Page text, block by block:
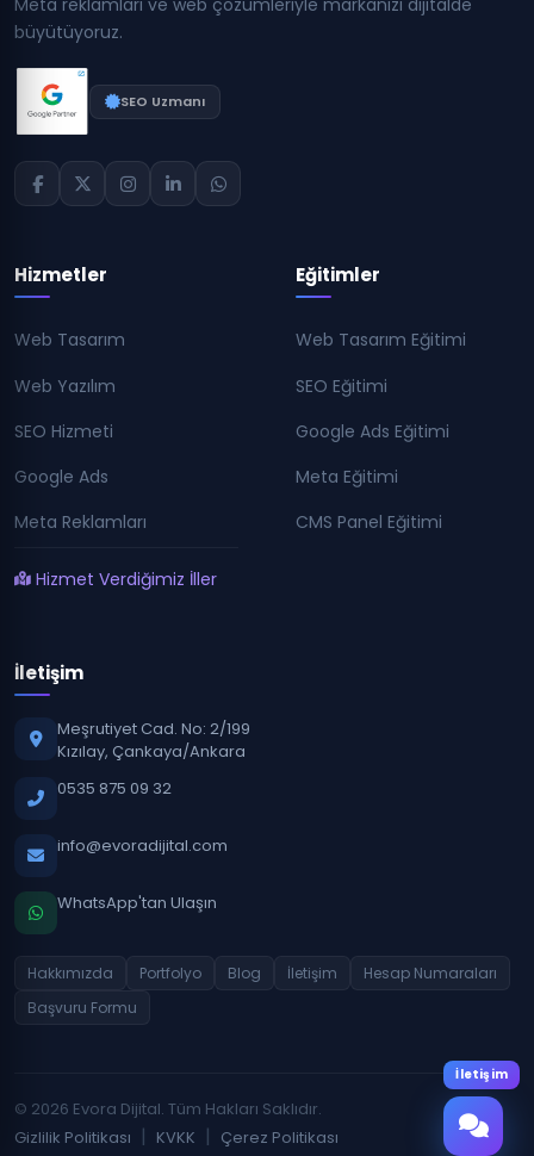
Meta reklamları ve web çözümleriyle markanızı dijitalde
büyütüyoruz.
SEO Uzmanı
Hizmetler
Web Tasarım
Web Yazılım
SEO Hizmeti
Google Ads
Meta Reklamları
Hizmet Verdiğimiz İller
Eğitimler
Web Tasarım Eğitimi
SEO Eğitimi
Google Ads Eğitimi
Meta Eğitimi
CMS Panel Eğitimi
İletişim
Meşrutiyet Cad. No: 2/199
Kızılay, Çankaya/Ankara
0535 875 09 32
info@evoradijital.com
WhatsApp'tan Ulaşın
Hakkımızda Portfolyo Blog İletişim
Hesap Numaraları
Başvuru Formu
© 2026 Evora Dijital. Tüm Hakları Saklıdır.
Gizlilik Politikası | KVKK | Çerez Politikası
İletişim